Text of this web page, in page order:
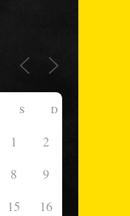
S D
1
2
8
9
15
16